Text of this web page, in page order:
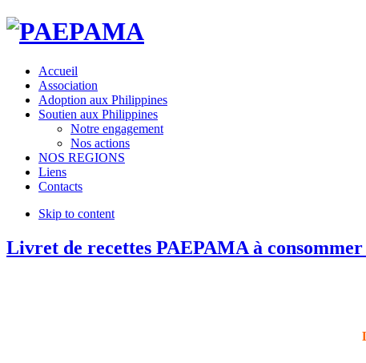
Accueil
Association
Adoption aux Philippines
Soutien aux Philippines
Notre engagement
Nos actions
NOS REGIONS
Liens
Contacts
Skip to content
Livret de recettes PAEPAMA à